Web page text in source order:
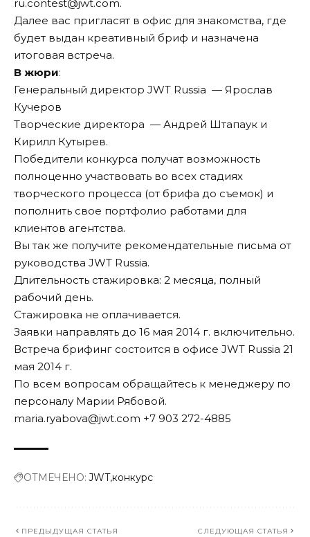
ru.contest@jwt.com.
Далее вас пригласят в офис для знакомства, где
будет выдан креативный бриф и назначена
итоговая встреча.
В жюри:
Генеральный директор JWT Russia — Ярослав
Кучеров
Творческие директора — Андрей Штапаук и
Кирилл Кутырев.
Победители конкурса получат возможность
полноценно участвовать во всех стадиях
творческого процесса (от брифа до съемок) и
пополнить свое портфолио работами для
клиентов агентства.
Вы так же получите рекомендательные письма от
руководства JWT Russia.
Длительность стажировка: 2 месяца, полный
рабочий день.
Стажировка не оплачивается.
Заявки направлять до 16 мая 2014 г. включительно.
Встреча брифинг состоится в офисе JWT Russia 21
мая 2014 г.
По всем вопросам обращайтесь к менеджеру по
персоналу Марии Рябовой.
maria.ryabova@jwt.com +7 903 272-4885
ОТМЕЧЕНО: JWT конкурс
ПРЕДЫДУЩАЯ СТАТЬЯ СЛЕДУЮЩАЯ СТАТЬЯ